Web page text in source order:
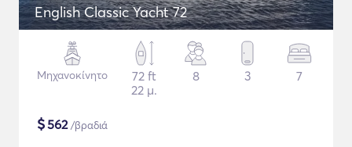
English Classic Yacht 72
Μηχανοκίνητο
72 ft
22 μ.
8 3 7
$562/βραδιά